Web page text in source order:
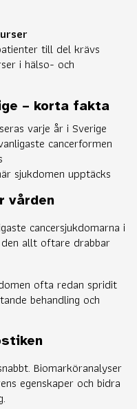
till del krävs
i hälso- och
– korta fakta
varje år i Sverige
cancerformen
sjukdomen upptäcks
vården
cancersjukdomarna i
allt oftare drabbar
ofta redan spridit
behandling och
Biomarköranalyser
egenskaper och bidra